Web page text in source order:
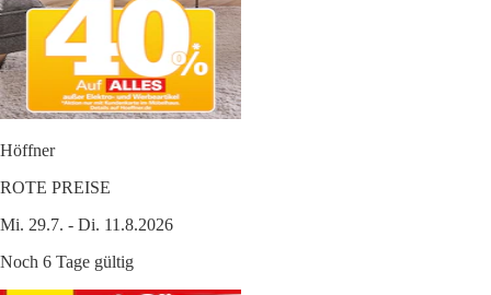
Höffner
ROTE PREISE
Mi. 29.7. - Di. 11.8.2026
Noch 6 Tage gültig